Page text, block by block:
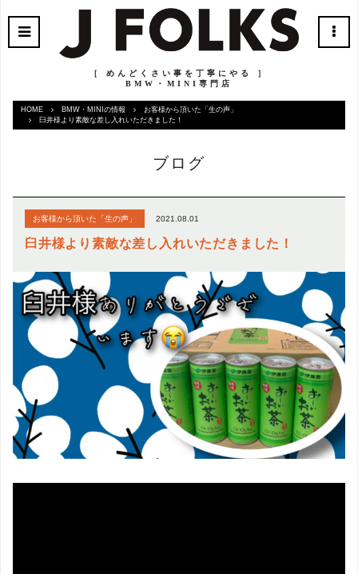
［ めんどくさい事を丁寧にやる ］
BMW・MINI専門店
HOME BMW・MINIの情報
お客様から頂いた「生の声」
臼井様より素敵な差し入れいただきました！
ブログ
お客様から頂いた「生の声」 2021.08.01
臼井様より素敵な差し入れいただきました！